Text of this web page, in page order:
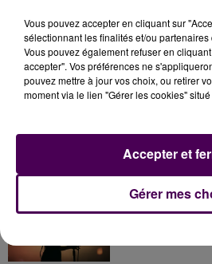
À LA UNE
11 juillet 2026
Inscrivez-vous au
Vous pouvez accepter en cliquant sur
sélectionnant les finalités et/ou partenaires
Vous pouvez également refuser en
accepter". Vos préférences ne
pouvez mettre à jour vos choix, ou retirer
moment via le lien "Gérer les cookies"
Gérer mes
Accepter et